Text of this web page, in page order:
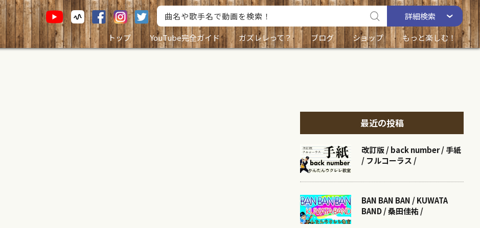
詳細検索
トップ
YouTube完全ガイド ガズレレって？ ブログ ショップ もっと楽しむ！
最近の投稿
改訂版 / back number / 手紙
/ フルコーラス /
BAN BAN BAN / KUWATA
BAND / 桑田佳祐 /